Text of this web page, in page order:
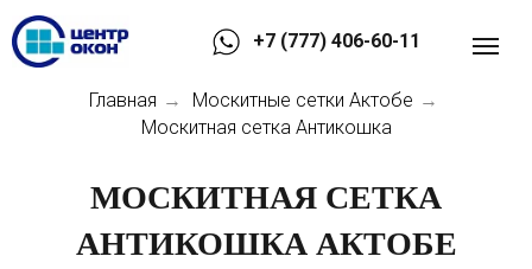
+7 (777) 406-60-11
Главная → Москитные сетки Актобе →
Москитная сетка Антикошка
МОСКИТНАЯ СЕТКА
АНТИКОШКА АКТОБЕ